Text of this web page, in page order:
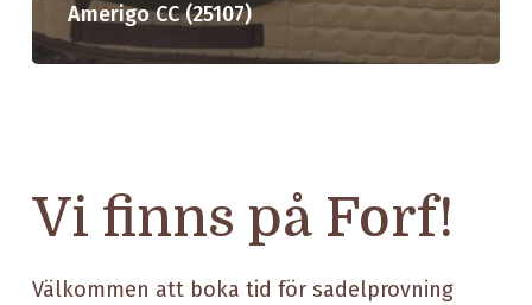
Amerigo CC (25107)
Vi finns på Forf!
Välkommen att boka tid för sadelprovning